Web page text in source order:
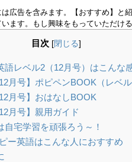
広告を含みます。【おすすめ】と
います。もし興味をもっていただけ
目次 [閉じる]
語レベル2（12月号）はこんな
月号】ポピペンBOOK（レベル
月号】おはなしBOOK
月号】親用ガイド
自宅学習を頑張ろう～！
ー英語はこんな人におすすめ